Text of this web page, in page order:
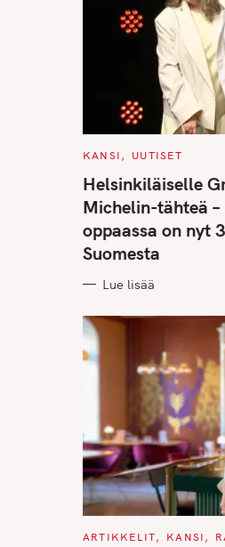
C
T
E
G
O
I
E
S
KANSI UUTISET
Helsinkiläiselle
Michelin-tähteä
oppaassa on nyt
Suomesta
Lue lisää
C
ARTIKKELIT KANSI